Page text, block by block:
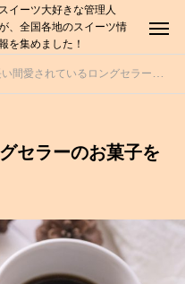
スイーツ大好きな管理人
、全国各地のスイーツ情
を集めました！
間愛されているロングセラーのお菓子をご紹介します！
セラーのお菓子を